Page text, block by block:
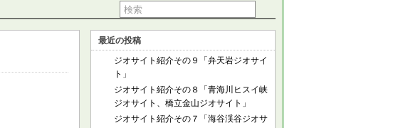
最近の投稿
ジオサイト紹介その９「弁天岩ジオサイ
ト」
ジオサイト紹介その８「青海川ヒスイ峡
ジオサイト、橋立金山ジオサイト」
ジオサイト紹介その７「海谷渓谷ジオサ